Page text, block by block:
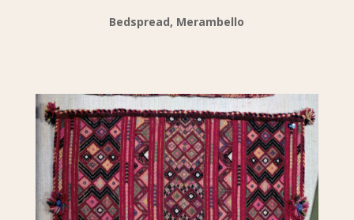
Bedspread, Merambello